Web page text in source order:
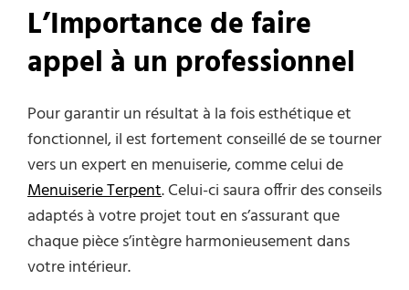
L’Importance de faire
appel à un professionnel
Pour garantir un résultat à la fois esthétique et
fonctionnel, il est fortement conseillé de se tourner
vers un expert en menuiserie, comme celui de
Menuiserie Terpent. Celui-ci saura offrir des conseils
adaptés à votre projet tout en s’assurant que
chaque pièce s’intègre harmonieusement dans
votre intérieur.